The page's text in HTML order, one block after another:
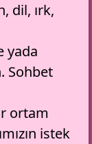
dil, ırk,
yada
Sohbet
ortam
istek